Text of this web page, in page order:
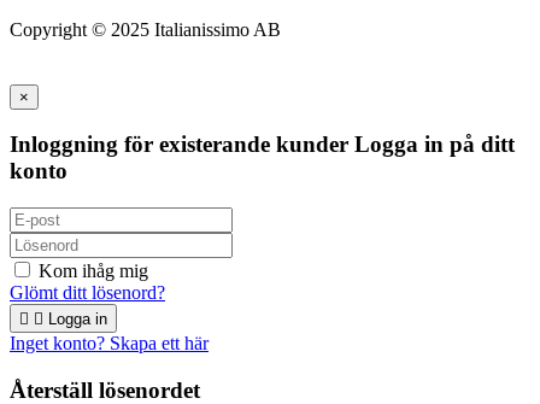
Copyright © 2025 Italianissimo AB
×
Inloggning för existerande kunder Logga in på ditt
konto
Kom ihåg mig
Glömt ditt lösenord?
  Logga in
Inget konto? Skapa ett här
Återställ lösenordet